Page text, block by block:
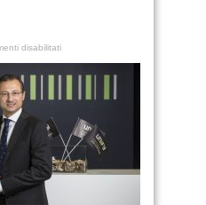
disabilitatisu
partner
nelle